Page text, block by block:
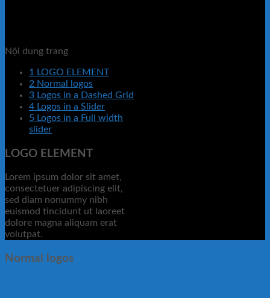
Nội dung trang
1
LOGO ELEMENT
2 Normal logos
3 Logos in a Dashed Grid
4 Logos in a Slider
5 Logos in a Full width
slider
LOGO ELEMENT
Lorem ipsum dolor sit amet,
consectetuer adipiscing elit,
sed diam nonummy nibh
euismod tincidunt ut laoreet
dolore magna aliquam erat
volutpat.
Normal logos